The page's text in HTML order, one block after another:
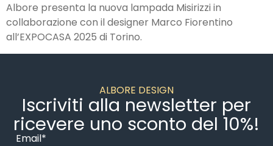
Albore presenta la nuova lampada Misirizzi in
collaborazione con il designer Marco Fiorentino
all’EXPOCASA 2025 di Torino.
ALBORE DESIGN
Iscriviti alla newsletter per
ricevere uno sconto del 10%!
Email*